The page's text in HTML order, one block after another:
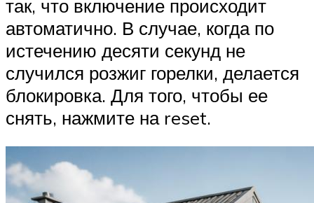
так, что включение происходит
автоматично. В случае, когда по
истечению десяти секунд не
случился розжиг горелки, делается
блокировка. Для того, чтобы ее
снять, нажмите на reset.